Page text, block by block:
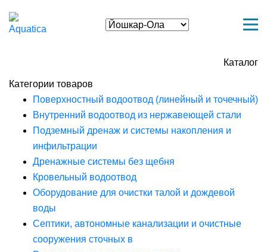
Каталог
Категории товаров
Поверхностный водоотвод (линейный и точечный)
Внутренний водоотвод из нержавеющей стали
Подземный дренаж и системы накопления и
инфильтрации
Дренажные системы без щебня
Кровельный водоотвод
Оборудование для очистки талой и дождевой
воды
Септики, автономные канализации и очистные
сооружения сточных в